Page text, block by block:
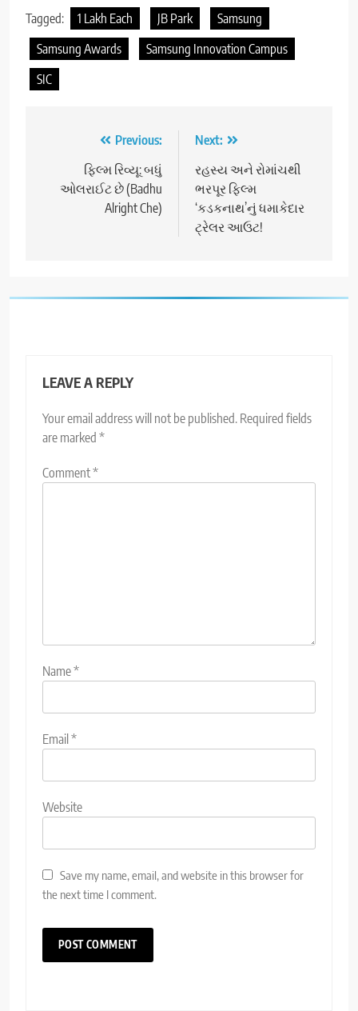
Tagged: 1 Lakh Each JB Park
Samsung
Samsung Awards
Samsung Innovation Campus
SIC
navigation
Previous:
ફિલ્મ રિવ્યૂ: બધું
ઓલરાઈટ છે (Badhu
Alright Che)
Next:
રહસ્ય અને રોમાંચથી
ભરપૂર ફિલ્મ
‘કડકનાથ’નું ધમાકેદાર
ટ્રેલર આઉટ!
LEAVE A REPLY
Your email address will not be published. Required fields
are marked *
Comment*
Name*
Email*
Website
Save my name, email, and website in this browser for
the next time I comment.